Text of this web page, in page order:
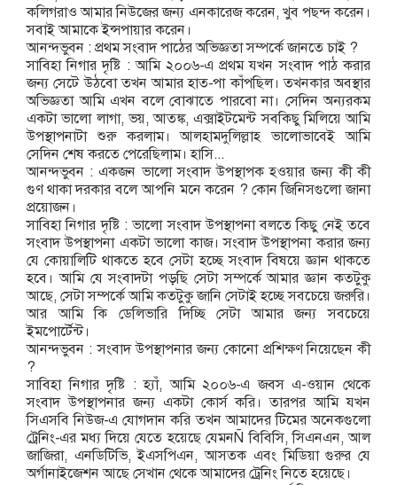
কলিগরাও আমার নিউজের জন্য এনকারেজ করেন, খুব পছন্দ করেন।
সবাই আমাকে ইন্সপায়ার করেন।
আনন্দভুবন : প্রথম সংবাদ পাঠের অভিজ্ঞতা সম্পর্কে জানতে চাই ?
সাবিহা নিগার দৃষ্টি : আমি ২০০৬-এ প্রথম যখন সংবাদ পাঠ করার
জন্য সেটে উঠবো তখন আমার হাত-পা কাঁপছিল। তখনকার অবস্থার
অভিজ্ঞতা আমি এখন বলে বোঝাতে পারবো না। সেদিন অন্যরকম
একটা ভালো লাগা, ভয়, আতঙ্ক, এক্সাইটমেন্ট সবকিছু মিলিয়ে আমি
উপস্থাপনাটা শুরু করলাম। আলহামদুলিল্লাহ ভালোভাবেই আমি
সেদিন শেষ করতে পেরেছিলাম। হাসি...
আনন্দভুবন : একজন ভালো সংবাদ উপস্থাপক হওয়ার জন্য কী কী
গুণ থাকা দরকার বলে আপনি মনে করেন ? কোন জিনিসগুলো জানা
প্রয়োজন।
সাবিহা নিগার দৃষ্টি : ভালো সংবাদ উপস্থাপনা বলতে কিছু নেই তবে
সংবাদ উপস্থাপনা একটা ভালো কাজ। সংবাদ উপস্থাপনা করার জন্য
যে কোয়ালিটি থাকতে হবে সেটা হচ্ছে সংবাদ বিষয়ে জ্ঞান থাকতে
হবে। আমি যে সংবাদটা পড়ছি সেটা সম্পর্কে আমার জ্ঞান কতটুকু
আছে, সেটা সম্পর্কে আমি কতটুকু জানি সেটাই হচ্ছে সবচেয়ে জরুরি।
আর আমি কি ডেলিভারি দিচ্ছি সেটা আমার জন্য সবচেয়ে
ইমপোর্টেন্ট।
আনন্দভুবন : সংবাদ উপস্থাপনার জন্য কোনো প্রশিক্ষণ নিয়েছেন কী
?
সাবিহা নিগার দৃষ্টি : হ্যাঁ, আমি ২০০৬-এ জবস এ-ওয়ান থেকে
সংবাদ উপস্থাপনার জন্য একটা কোর্স করি। তারপর আমি যখন
সিএসবি নিউজ-এ যোগদান করি তখন আমাদের টিমের অনেকগুলো
ট্রেনিং-এর মধ্য দিয়ে যেতে হয়েছে যেমনÑ বিবিসি, সিএনএন, আল
জাজিরা, এনডিটিভি, ইএসপিএন, আসতক এবং মিডিয়া গুরুর যে
অর্গানাইজেশন আছে সেখান থেকে আমাদের ট্রেনিং নিতে হয়েছে।